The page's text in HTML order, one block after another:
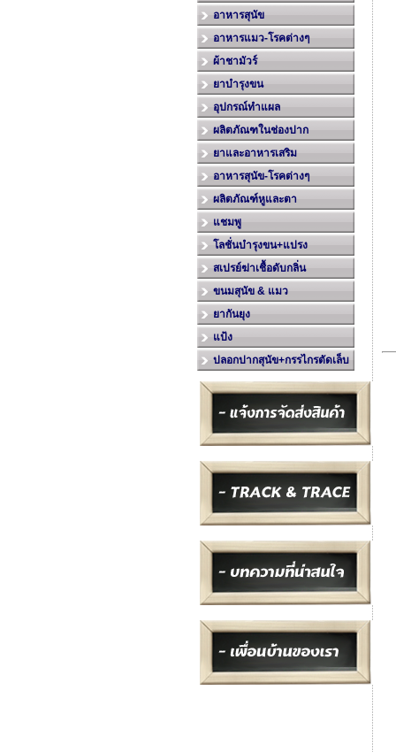
อาหารสุนัข
อาหารแมว-โรคต่างๆ
ผ้าชามัวร์
ยาบำรุงขน
อุปกรณ์ทำแผล
ผลิตภัณฑในช่องปาก
ยาและอาหารเสริม
อาหารสุนัข-โรคต่างๆ
ผลิตภัณฑ์หูและตา
แชมพู
โลชั่นบำรุงขน+แปรง
สเปรย์ฆ่าเชื้อดับกลิ่น
ขนมสุนัข & แมว
ยากันยุง
แป้ง
ปลอกปากสุนัข+กรรไกรตัดเล็บ